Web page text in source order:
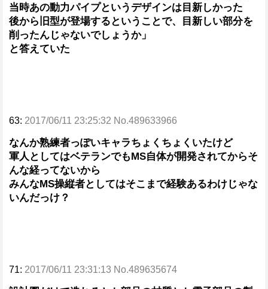
当時あの動力パイプというデザインは目新しかった
後から旧型が登場するということで、目新しい部分を
削ったんじゃないでしょうか」
と答えていた
63: 2017/06/11 23:25:32 No.489633966
なんか熟練者っぽいキャラちょくちょくいたけど
軍人としてはベテランでもMS自体が開発されてからそ
んな経ってないから
みんなMS操縦者としてはそこまで経験あるわけじゃな
いんだっけ？
71: 2017/06/11 23:31:13 No.489635674